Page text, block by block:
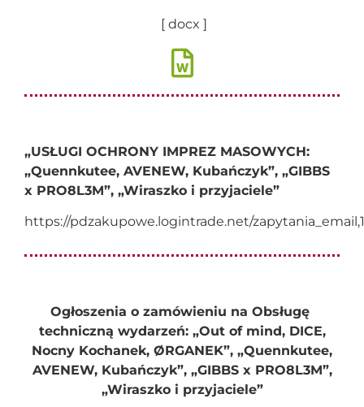
[ docx ]
„USŁUGI OCHRONY IMPREZ MASOWYCH:
„Quennkutee, AVENEW, Kubańczyk”, „GIBBS
x PRO8L3M”, „Wiraszko i przyjaciele”
https://pdzakupowe.logintrade.net/
Ogłoszenia o zamówieniu na Obsługę
techniczną wydarzeń: „Out of mind, DICE,
Nocny Kochanek, ØRGANEK”, „Quennkutee,
AVENEW, Kubańczyk”, „GIBBS x PRO8L3M”,
„Wiraszko i przyjaciele”